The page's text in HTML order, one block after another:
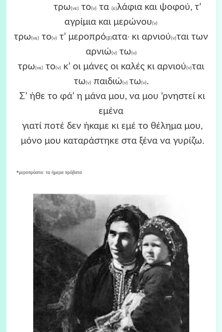
τρω(νε)το(ν)τα (ε)λάφια και ψοφού, τ’
αγρίμια και μερώνου(ν)
τρω(νε) το(ν) τ’ μεροπρό(β)ατα* κι αρνιού(ν)ται των
αρνιώ(ν)τω(ν)
τρω(νε) το(ν) κ’ οι μάνες οι καλές κι αρνιού(ν)ται
τω(ν)παιδιώ(ν) τω(ν).
Σ’ ήθε το φά’ η μάνα μου, να μου ‘ρνηστεί κι
εμένα
γιατί ποτέ δεν ήκαμε κι εμέ το θέλημα μου,
μόνο μου καταράστηκε στα ξένα να γυρίζω.
*μεροπρόατα: τα ήμερα πρόβατα